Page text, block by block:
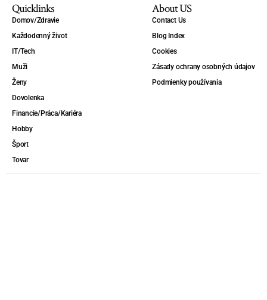
Quicklinks
Domov/Zdravie
Každodenný život
IT/Tech
Muži
Ženy
Dovolenka
Financie/Práca/Kariéra
Hobby
Šport
Tovar
About US
Contact Us
Blog Index
Cookies
Zásady ochrany osobných údajov
Podmienky používania